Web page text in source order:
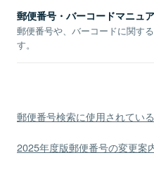
郵便番号・バーコードマニュ
郵便番号や、バーコードに関す
す。
郵便番号検索に使用されてい
2025年度版郵便番号の変更案